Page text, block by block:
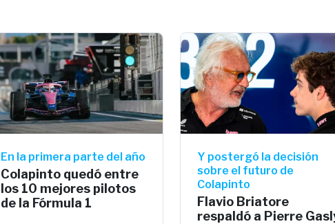
En la primera parte del año
Colapinto quedó entre
los 10 mejores pilotos
de la Fórmula 1
Y postergó la decisión
sobre el futuro de
Colapinto
Flavio Briatore
respaldó a Pierre